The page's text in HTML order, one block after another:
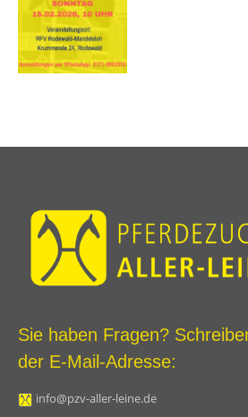
Sie haben Fragen?
der E-Mail-Adresse:
info@pzv-aller-leine.de